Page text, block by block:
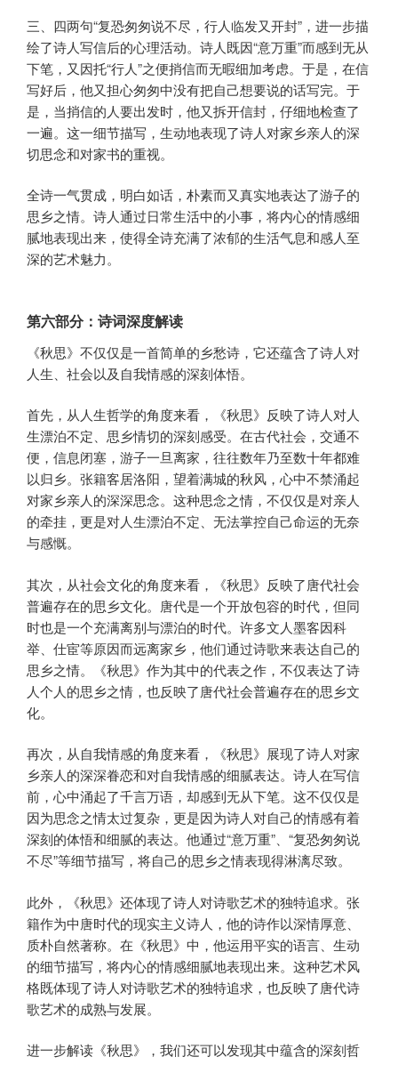
三、四两句“复恐匆匆说不尽，行人临发又开封”，进一步描
绘了诗人写信后的心理活动。诗人既因“意万重”而感到无从
下笔，又因托“行人”之便捎信而无暇细加考虑。于是，在信
写好后，他又担心匆匆中没有把自己想要说的话写完。于
是，当捎信的人要出发时，他又拆开信封，仔细地检查了
一遍。这一细节描写，生动地表现了诗人对家乡亲人的深
切思念和对家书的重视。
全诗一气贯成，明白如话，朴素而又真实地表达了游子的
思乡之情。诗人通过日常生活中的小事，将内心的情感细
腻地表现出来，使得全诗充满了浓郁的生活气息和感人至
深的艺术魅力。
第六部分：诗词深度解读
《秋思》不仅仅是一首简单的乡愁诗，它还蕴含了诗人对
人生、社会以及自我情感的深刻体悟。
首先，从人生哲学的角度来看，《秋思》反映了诗人对人
生漂泊不定、思乡情切的深刻感受。在古代社会，交通不
便，信息闭塞，游子一旦离家，往往数年乃至数十年都难
以归乡。张籍客居洛阳，望着满城的秋风，心中不禁涌起
对家乡亲人的深深思念。这种思念之情，不仅仅是对亲人
的牵挂，更是对人生漂泊不定、无法掌控自己命运的无奈
与感慨。
其次，从社会文化的角度来看，《秋思》反映了唐代社会
普遍存在的思乡文化。唐代是一个开放包容的时代，但同
时也是一个充满离别与漂泊的时代。许多文人墨客因科
举、仕宦等原因而远离家乡，他们通过诗歌来表达自己的
思乡之情。《秋思》作为其中的代表之作，不仅表达了诗
人个人的思乡之情，也反映了唐代社会普遍存在的思乡文
化。
再次，从自我情感的角度来看，《秋思》展现了诗人对家
乡亲人的深深眷恋和对自我情感的细腻表达。诗人在写信
前，心中涌起了千言万语，却感到无从下笔。这不仅仅是
因为思念之情太过复杂，更是因为诗人对自己的情感有着
深刻的体悟和细腻的表达。他通过“意万重”、“复恐匆匆说
不尽”等细节描写，将自己的思乡之情表现得淋漓尽致。
此外，《秋思》还体现了诗人对诗歌艺术的独特追求。张
籍作为中唐时代的现实主义诗人，他的诗作以深情厚意、
质朴自然著称。在《秋思》中，他运用平实的语言、生动
的细节描写，将内心的情感细腻地表现出来。这种艺术风
格既体现了诗人对诗歌艺术的独特追求，也反映了唐代诗
歌艺术的成熟与发展。
进一步解读《秋思》，我们还可以发现其中蕴含的深刻哲